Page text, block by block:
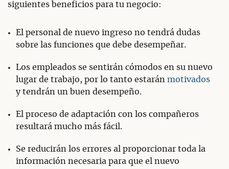
siguientes beneficios para tu negocio:
El personal de nuevo ingreso no tendrá dudas
sobre las funciones que debe desempeñar.
Los empleados se sentirán cómodos en su nuevo
lugar de trabajo, por lo tanto estarán motivados
y tendrán un buen desempeño.
El proceso de adaptación con los compañeros
resultará mucho más fácil.
Se reducirán los errores al proporcionar toda la
información necesaria para que el nuevo